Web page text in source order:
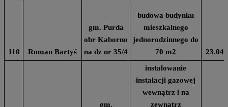
110 Roman Bartyś
gm. Purda
obr Kaborno
na dz nr 35/4
budowa budynku
mieszkalnego
jednorodzinnego do
70 m2
gm.
instalowanie
instalacji gazowej
wewnątrz i na
zewnątrz